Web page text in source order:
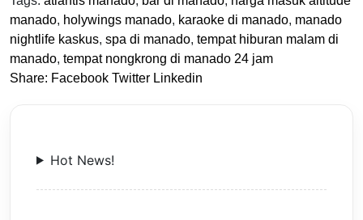
manado, holywings manado, karaoke di manado, manado
nightlife kaskus, spa di manado, tempat hiburan malam di
manado, tempat nongkrong di manado 24 jam
Share: Facebook Twitter Linkedin
Hot News!